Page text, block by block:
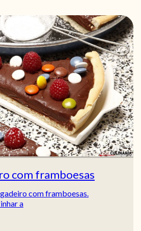
com framboesas
com framboesas.
a